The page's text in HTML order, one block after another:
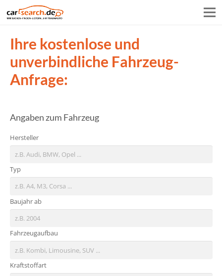
Ihre kostenlose und
unverbindliche Fahrzeug-
Anfrage:
Angaben zum Fahrzeug
Hersteller
Typ
Baujahr ab
Fahrzeugaufbau
Kraftstoffart